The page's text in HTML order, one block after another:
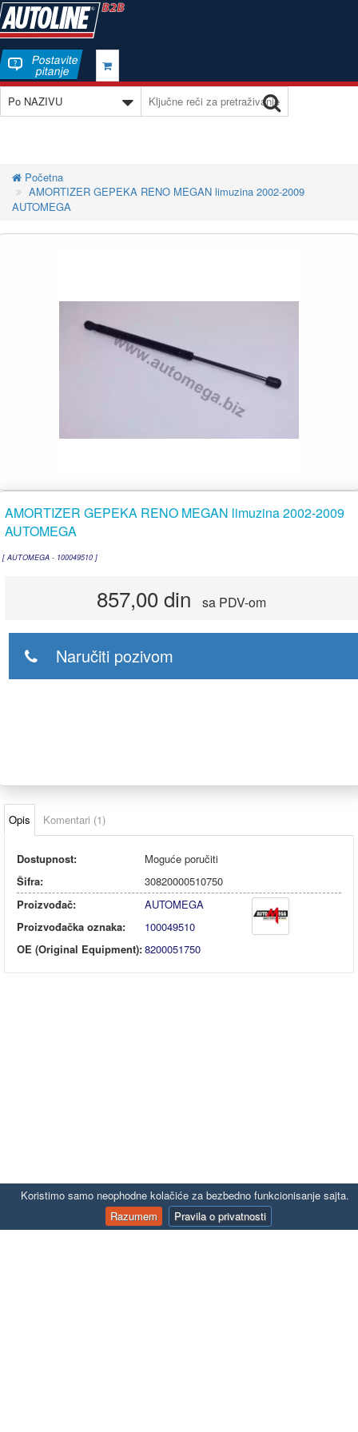
Koristimo samo neophodne kolačiće za bezbedno funkcionisanje sajta.
Razumem
Pravila o privatnosti
Postavite
pitanje
Početna
AMORTIZER GEPEKA RENO MEGAN limuzina 2002-2009
AUTOMEGA
AMORTIZER GEPEKA RENO MEGAN limuzina 2002-2009
AUTOMEGA
[ AUTOMEGA - 100049510 ]
857,00 din sa PDV-om
Naručiti pozivom
Opis Komentari (1)
Dostupnost:
Moguće poručiti
Šifra:
30820000510750
Proizvođač:
AUTOMEGA
Proizvođačka oznaka:
100049510
OE (Original Equipment):8200051750